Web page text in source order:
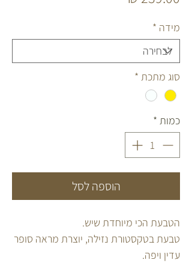
מידה *
סוג מתכת *
כמות *
הוספה לסל
הטבעת הכי מיוחדת שיש.
טבעת בטקסטורת נזילה, יוצרת מראה סופר
עדין ויפה.